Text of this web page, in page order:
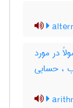
در مورد
، حسابی